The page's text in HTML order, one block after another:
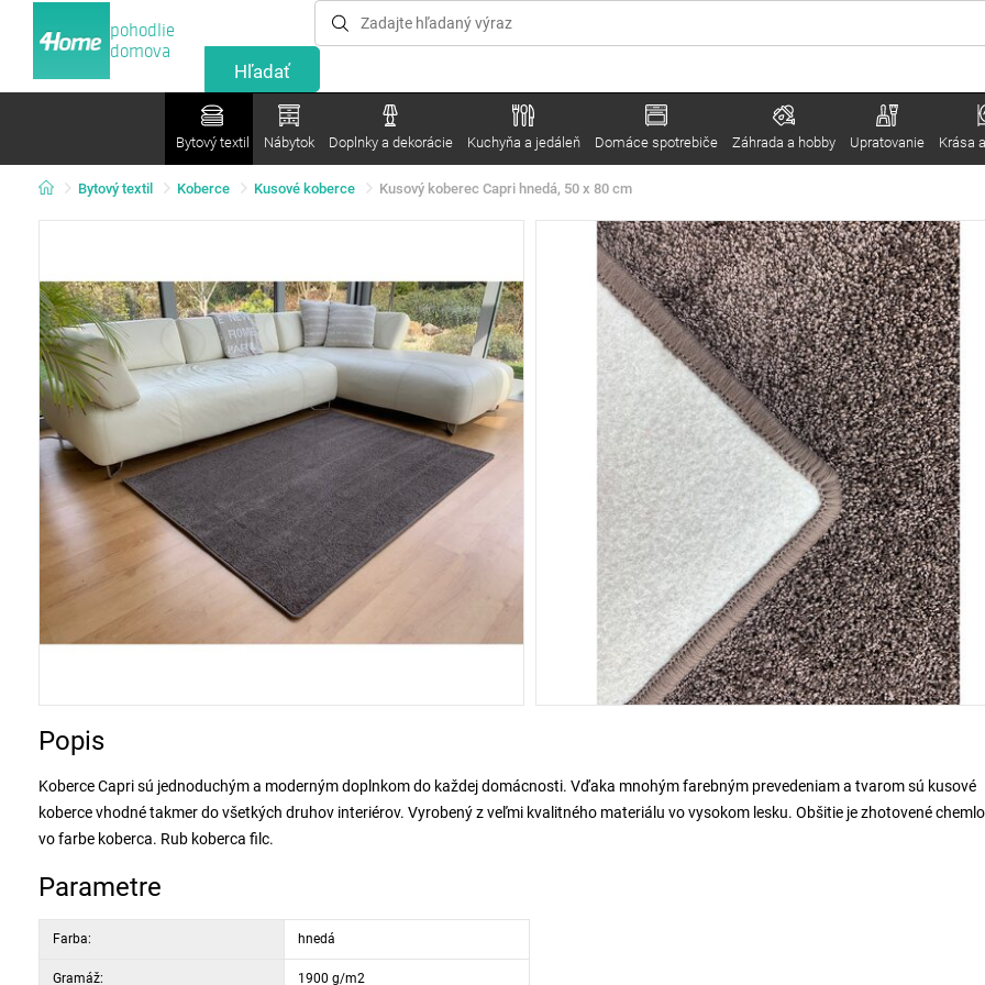
pohodlie
domova
Bytový textil Nábytok Doplnky a dekorácie Kuchyňa a jedáleň Domáce spotrebiče Záhrada a hobby Upratovanie Krása
Bytový textil Koberce Kusové koberce Kusový koberec Capri hnedá, 50 x 80 cm
Popis
Koberce Capri sú jednoduchým a moderným doplnkom do každej domácnosti. Vďaka mnohým farebným prevedeniam a tvarom sú kusové
koberce vhodné takmer do všetkých druhov interiérov. Vyrobený z veľmi kvalitného materiálu vo vysokom lesku. Obšitie je zhotovené
vo farbe koberca. Rub koberca filc.
Parametre
Farba: hnedá
Gramáž: 1900 g/m2